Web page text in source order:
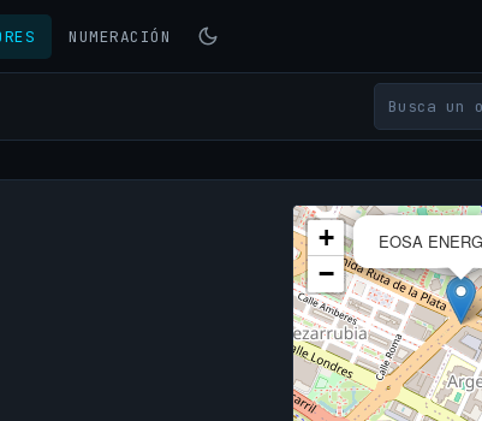
NUMERACIÓN
EOSA
+
−